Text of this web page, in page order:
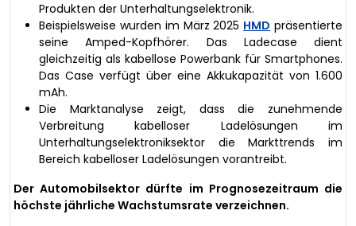
Produkten der Unterhaltungselektronik.
Beispielsweise wurden im März 2025 HMD präsentierte
seine Amped-Kopfhörer. Das Ladecase dient
gleichzeitig als kabellose Powerbank für Smartphones.
Das Case verfügt über eine Akkukapazität von 1.600
mAh.
Die Marktanalyse zeigt, dass die zunehmende
Verbreitung kabelloser Ladelösungen im
Unterhaltungselektroniksektor die Markttrends im
Bereich kabelloser Ladelösungen vorantreibt.
Der Automobilsektor dürfte im Prognosezeitraum die
höchste jährliche Wachstumsrate verzeichnen.